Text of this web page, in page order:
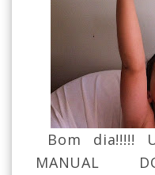
Bom dia!!!!!
MANUAL